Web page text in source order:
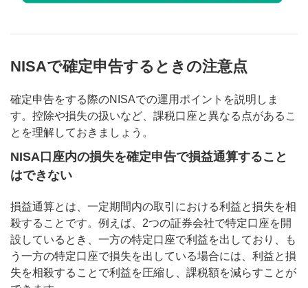
NISAで確定申告するときの注意点
確定申告をする際のNISAでの運用ポイントを説明しま
す。控除や損失の扱いなど、課税口座と異なる点があるこ
とを理解しておきましょう。
NISA口座内の損失を確定申告で損益通算すること
はできない
損益通算とは、一定期間内の取引における利益と損失を相
殺することです。例えば、2つの証券会社で特定口座を開
設しているとき、一方の特定口座で利益を出しており、も
う一方の特定口座で損失を出している場合には、利益と損
失を相殺することで利益を圧縮し、課税額を減らすことが